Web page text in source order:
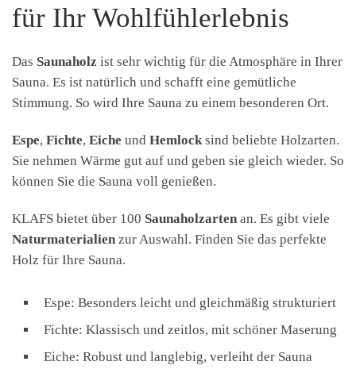
für Ihr Wohlfühlerlebnis
Das Saunaholz ist sehr wichtig für die Atmosphäre in Ihrer
Sauna. Es ist natürlich und schafft eine gemütliche
Stimmung. So wird Ihre Sauna zu einem besonderen Ort.
Espe, Fichte, Eiche und Hemlocksind beliebte Holzarten.
Sie nehmen Wärme gut auf und geben sie gleich wieder. So
können Sie die Sauna voll genießen.
KLAFS bietet über 100 Saunaholzarten an. Es gibt viele
Naturmaterialien zur Auswahl. Finden Sie das perfekte
Holz für Ihre Sauna.
Espe: Besonders leicht und gleichmäßig strukturiert
Fichte: Klassisch und zeitlos, mit schöner Maserung
Eiche: Robust und langlebig, verleiht der Sauna